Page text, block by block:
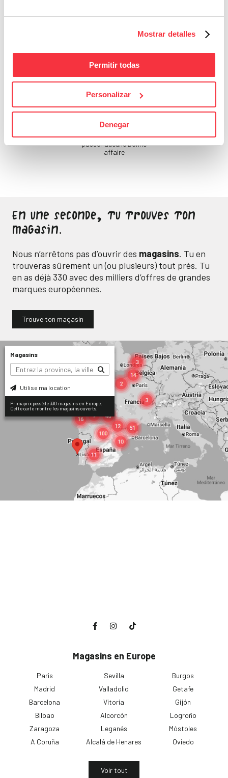
Mostrar detalles
Permitir todas
Personalizar
Denegar
Bons Plans
Sois attentif, ne laisse
passer aucune bonne
affaire
En une seconde, tu trouves ton
magasin.
Nous n’arrêtons pas d’ouvrir des magasins. Tu en
trouveras sûrement un (ou plusieurs) tout près. Tu
en as déjà 330 avec des milliers d’offres de grandes
marques européennes.
Trouve ton magasin
Magasins
Utilise ma location
Primaprix possède 330 magasins en Europe.
Cette carte montre les magasins ouverts.
Magasins en Europe
Paris
Madrid
Barcelona
Bilbao
Zaragoza
A Coruña
Sevilla
Valladolid
Vitoria
Alcorcón
Leganés
Alcalá de Henares
Burgos
Getafe
Gijón
Logroño
Móstoles
Oviedo
Voir tout